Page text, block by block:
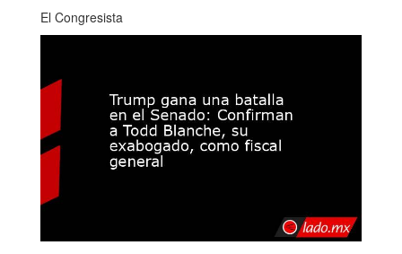
El Congresista